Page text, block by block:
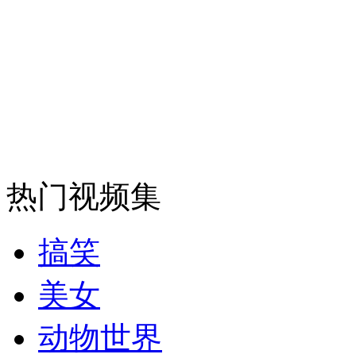
消防员救轻生者 花炮节热闹非凡
纽约上演“枕头大战”
司机酒驾遇交警 急速倒车逃窜
热门视频集
搞笑
美女
动物世界